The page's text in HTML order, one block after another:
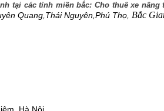
tại các tỉnh miền bắc: Cho thuê xe
Quang Thái Nguyên, Phú Thọ Bắc